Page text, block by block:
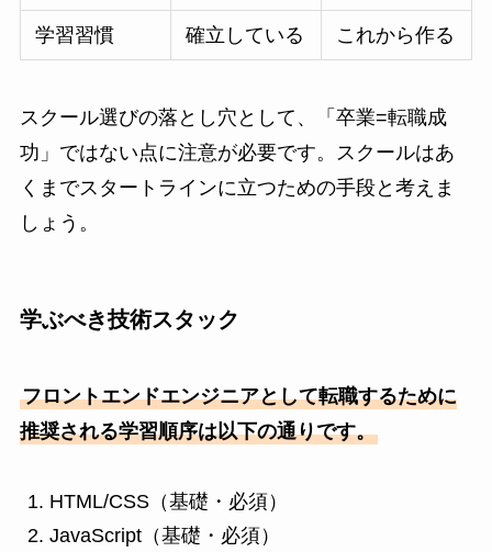
学習習慣 確立している これから作る
スクール選びの落とし穴として、「卒業=転職成
功」ではない点に注意が必要です。スクールはあ
くまでスタートラインに立つための手段と考えま
しょう。
学ぶべき技術スタック
フロントエンドエンジニアとして転職するために
推奨される学習順序は以下の通りです。
HTML/CSS（基礎・必須）
JavaScript（基礎・必須）